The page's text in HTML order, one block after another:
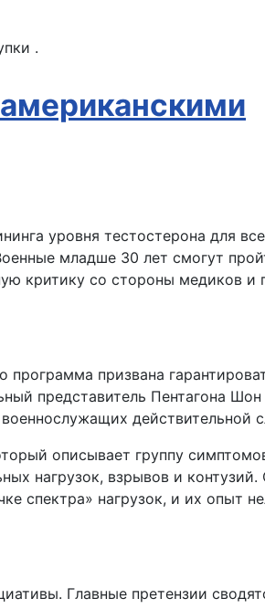
.
уровня тестостерона для
младше 30 лет смогут
критику со стороны медиков и
программа призвана
представитель Пентагона
действительной
описывает группу
нагрузок, взрывов и
спектра» нагрузок, и их опыт
Главные претензии